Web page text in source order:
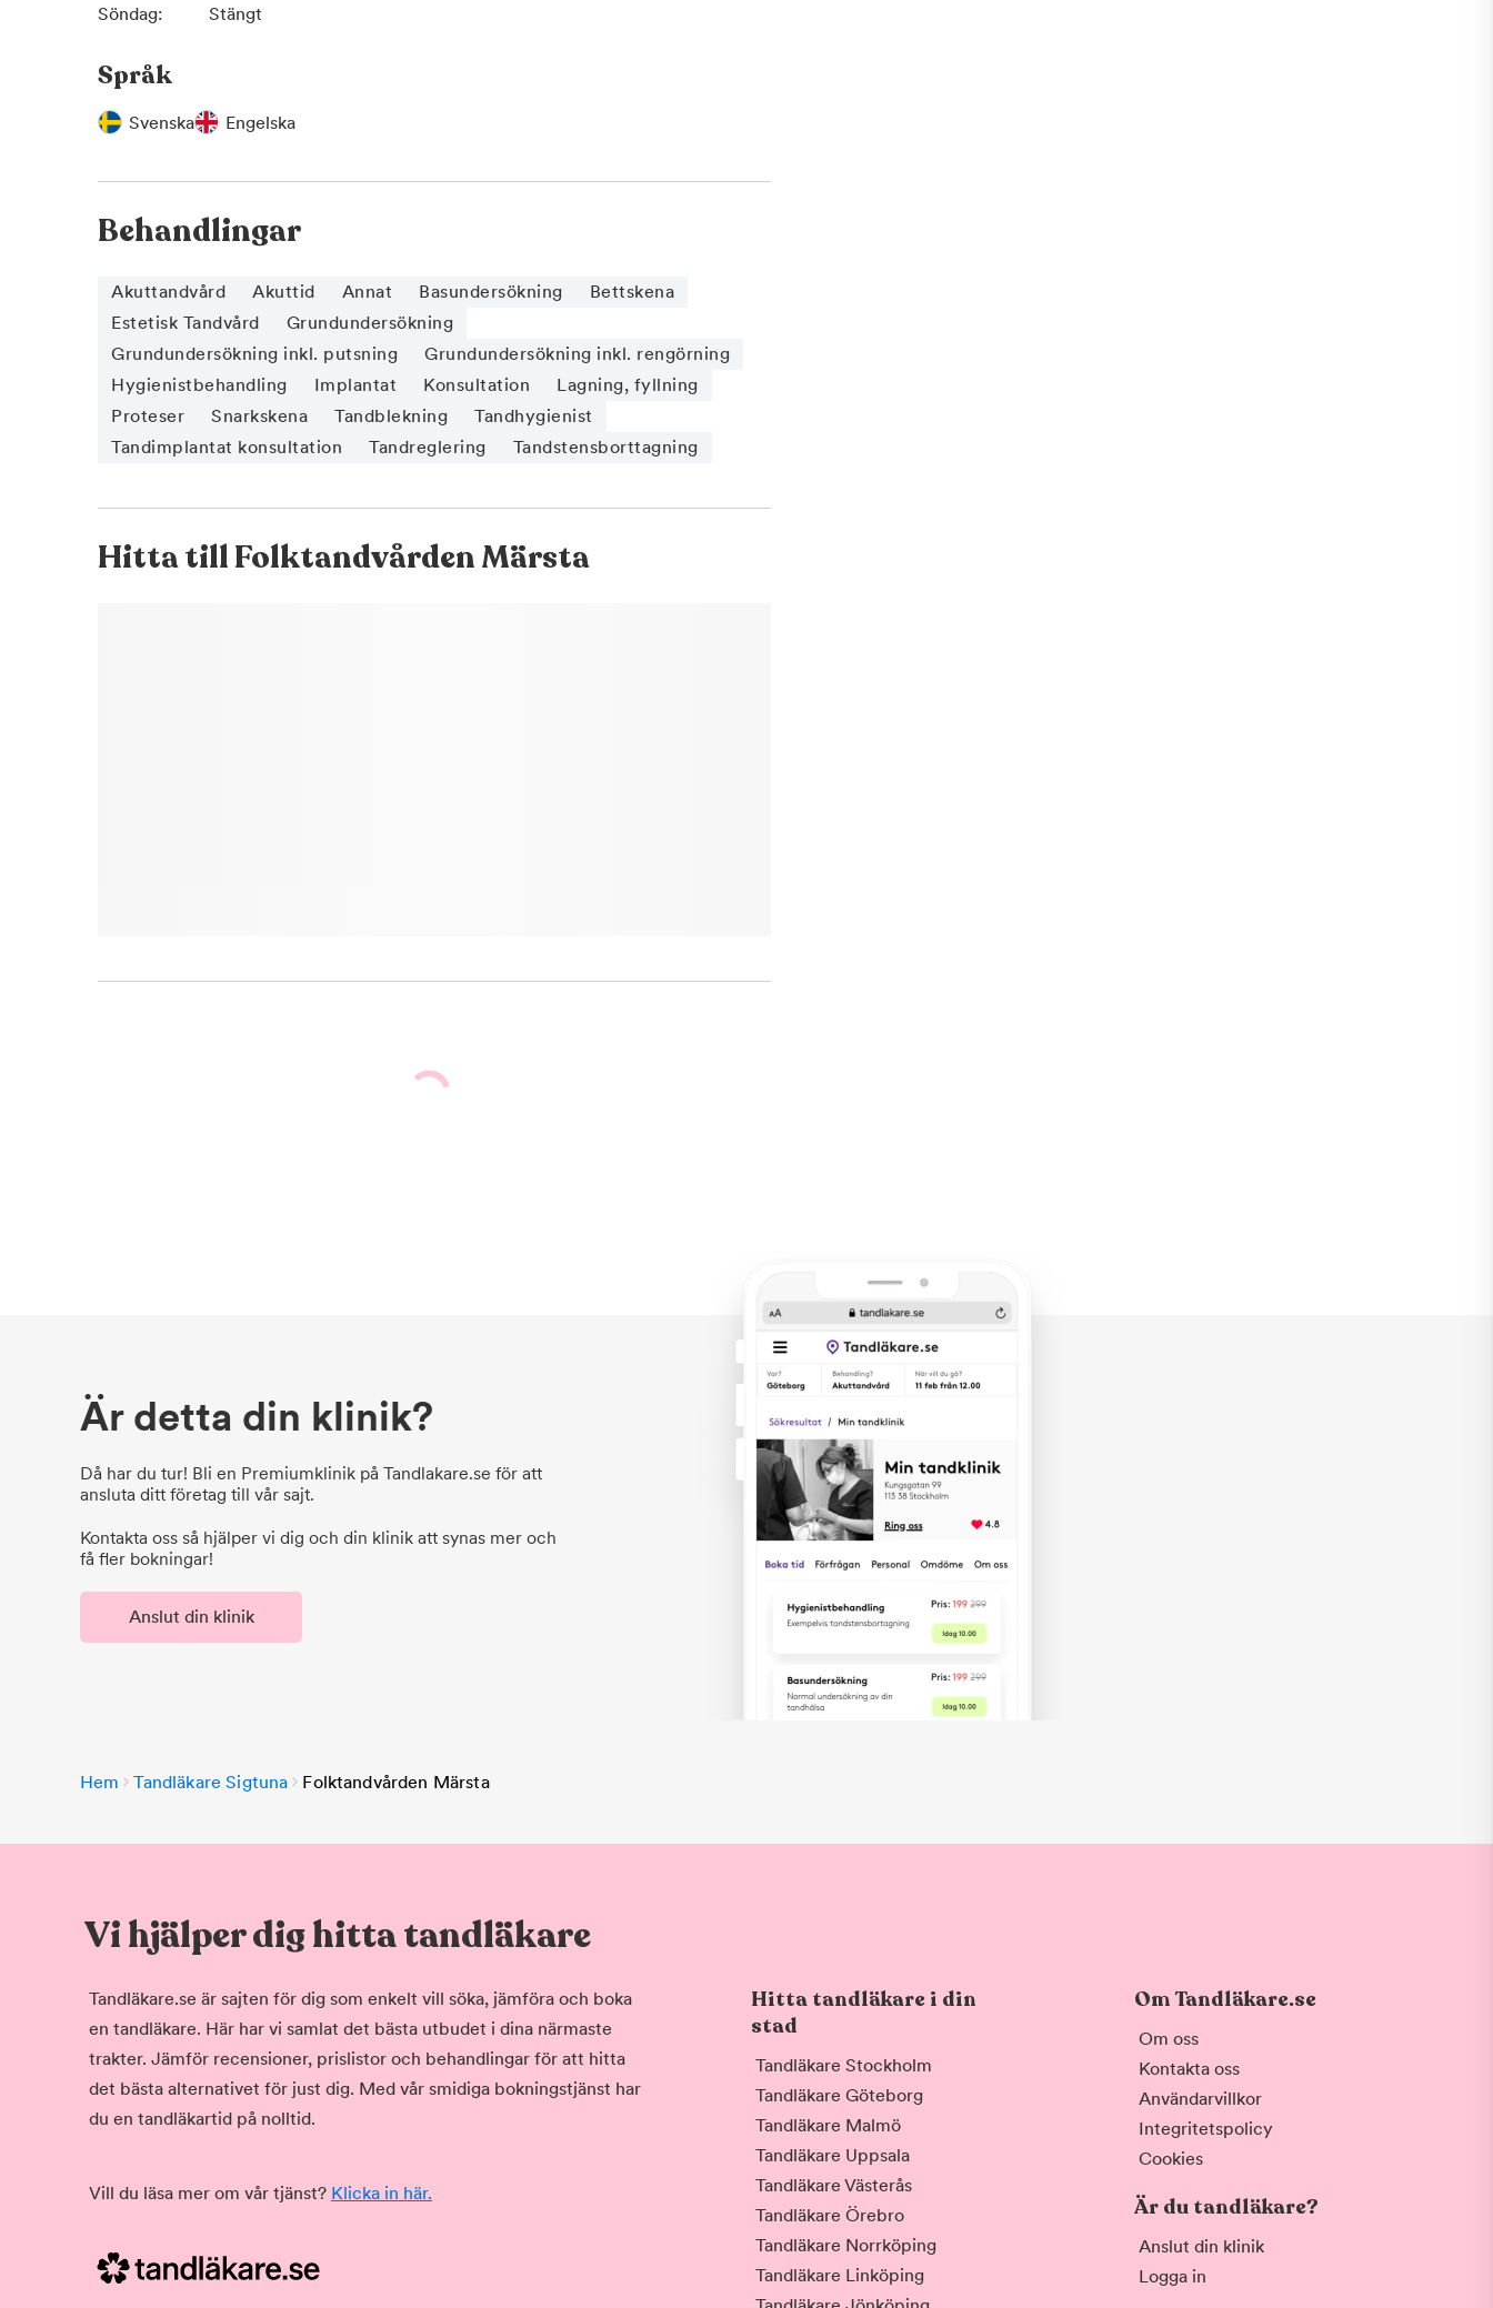
Söndag:
Stängt
Språk
Svenska Engelska
Behandlingar
Akuttandvård Akuttid Annat Basundersökning
Bettskena
Estetisk Tandvård
Grundundersökning
Grundundersökning inkl. putsning
Grundundersökning inkl. rengörning
Hygienistbehandling
Implantat Konsultation
Lagning, fyllning
Proteser
Snarkskena Tandblekning
Tandhygienist
Tandimplantat konsultation
Tandreglering Tandstensborttagning
Hitta tillFolktandvården Märsta
Är detta din klinik?
Då har du tur! Bli en Premiumklinik på Tandlakare.se för att
ansluta ditt företag till vår sajt.
Kontakta oss så hjälper vi dig och din klinik att synas mer och
få fler bokningar!
Anslut din klinik
Hem Tandläkare Sigtuna Folktandvården Märsta
Vi hjälper dig hitta tandläkare
Tandläkare.se är sajten för dig som enkelt vill söka, jämföra och boka
en tandläkare. Här har vi samlat det bästa utbudet i dina närmaste
trakter. Jämför recensioner, prislistor och behandlingar för att hitta
det bästa alternativet för just dig. Med vår smidiga bokningstjänst har
du en tandläkartid på nolltid.
Vill du läsa mer om vår tjänst? Klicka in här.
Hitta tandläkare i din
stad
Tandläkare Stockholm
Tandläkare Göteborg
Tandläkare Malmö
Tandläkare Uppsala
Tandläkare Västerås
Tandläkare Örebro
Tandläkare Norrköping
Tandläkare Linköping
Om Tandläkare.se
Om oss
Kontakta oss
Användarvillkor
Integritetspolicy
Cookies
Är du tandläkare?
Anslut din klinik
Logga in